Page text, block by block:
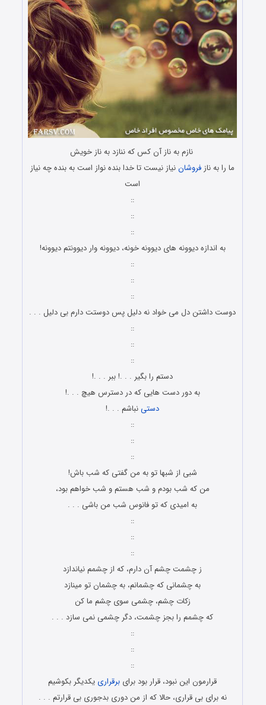
نازم به ناز آن کس که ننازد به ناز خویش
ما را به ناز فروشاننیاز نیست تا خدا بنده نواز است به بنده چه نیاز
است
::
::
::
به اندازه دیوونه های دیوونه خونه، دیوونه وار دیوونتم دیوونه!
::
::
::
دوست داشتن دل می خواد نه دلیل پس دوستت دارم بی دلیل . . .
::
::
::
دستم را بگیر . . .! ببر . . .!
به دور دست هایی که در دسترس هیچ . . .!
دستینباشم . . .!
::
::
::
شبی از شبها تو به من گفتی که شب باش!
من که شب بودم و شب هستم و شب خواهم بود،
به امیدی که تو فانوس شب من باشی . . .
::
::
::
ز چشمت چشم آن دارم، که از چشمم نیاندازد
به چشمانی که چشمانم، به چشمان تو مینازد
زکات چشم، چشمی سوی چشم ما کن
که چشمم را بجز چشمت، دگر چشمی نمی سازد . . .
::
::
::
قرارمون این نبود، قرار بود برای برقراری یکدیگر بکوشیم
نه برای بی قراری، حالا که از من دوری بدجوری بی قرارتم . . .